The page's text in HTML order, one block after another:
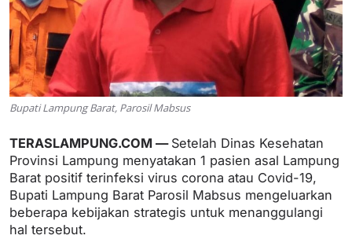
Bupati Lampung Barat, Parosil Mabsus
TERASLAMPUNG.COM — Setelah Dinas Kesehatan
Provinsi Lampung menyatakan 1 pasien asal Lampung
Barat positif terinfeksi virus corona atau Covid-19,
Bupati Lampung Barat Parosil Mabsus mengeluarkan
beberapa kebijakan strategis untuk menanggulangi
hal tersebut.